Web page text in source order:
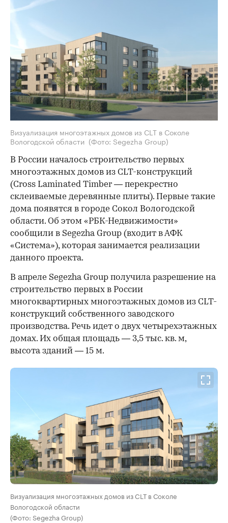
Визуализация многоэтажных домов из CLT в Соколе
Вологодской области (Фото: Segezha Group)
В России началось строительство первых
многоэтажных домов из CLT-конструкций
(Cross Laminated Timber — перекрестно
склеиваемые деревянные плиты). Первые такие
дома появятся в городе Сокол Вологодской
области. Об этом «РБК-Недвижимости»
сообщили в Segezha Group (входит в АФК
«Система»), которая занимается реализации
данного проекта.
В апреле Segezha Group получила разрешение на
строительство первых в России
многоквартирных многоэтажных домов из CLT-
конструкций собственного заводского
производства. Речь идет о двух четырехэтажных
домах. Их общая площадь — 3,5 тыс. кв. м,
высота зданий — 15 м.
Визуализация многоэтажных домов из CLT в Соколе
Вологодской области
(Фото: Segezha Group)